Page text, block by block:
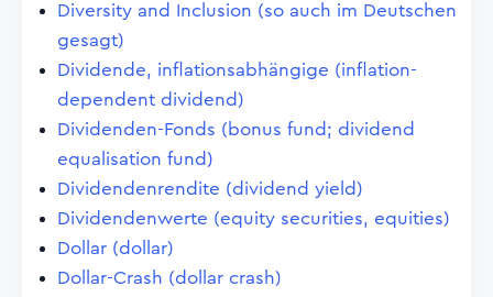
Diversity and Inclusion (so auch im Deutschen
gesagt)
Dividende, inflationsabhängige (inflation-
dependent dividend)
Dividenden-Fonds (bonus fund; dividend
equalisation fund)
Dividendenrendite (dividend yield)
Dividendenwerte (equity securities, equities)
Dollar (dollar)
Dollar-Crash (dollar crash)